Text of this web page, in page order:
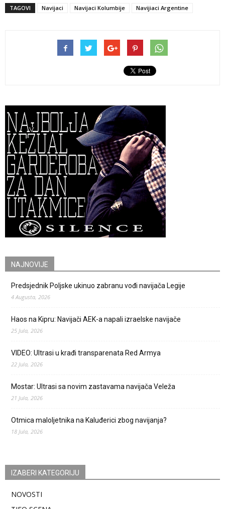
TAGOVI Navijaci Navijaci Kolumbije Navijiaci Argentine
NAJNOVIJE
Predsjednik Poljske ukinuo zabranu vođi navijača Legije
4 Augusta, 2026
Haos na Kipru: Navijači AEK-a napali izraelske navijače
25 Jula, 2026
VIDEO: Ultrasi u krađi transparenata Red Armya
22 Jula, 2026
Mostar: Ultrasi sa novim zastavama navijača Veleža
21 Jula, 2026
Otmica maloljetnika na Kaluđerici zbog navijanja?
18 Jula, 2026
IZABERI KATEGORIJU
NOVOSTI